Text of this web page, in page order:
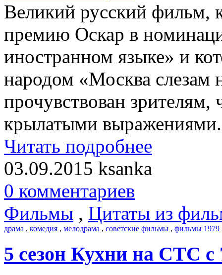
Великий русский фильм,
премию Оскар в
иностранном языке» и
народом «Москва слезам
прочувствован зрителям,
крылатыми выражениями.
Читать подробнее
03.09.2015 ksanka
0 комментариев
Фильмы , Цитаты из
драма , комедия , мелодрама , советские фильмы , фильмы 1979
5 сезон Кухни на СТС с